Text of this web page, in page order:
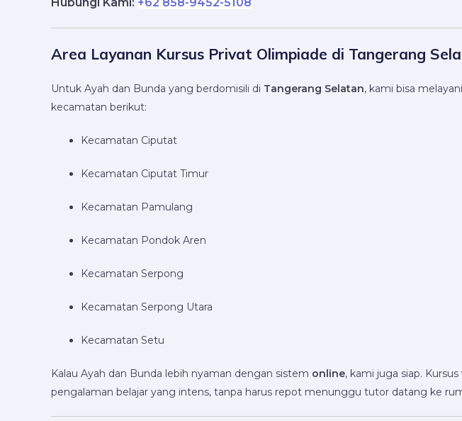
Area Layanan Kursus Privat Olimpiade di Tangerang
Untuk Ayah dan Bunda yang berdomisili di Tangerang Selatan, kami bisa
kecamatan berikut:
Kecamatan Ciputat
Kecamatan Ciputat Timur
Kecamatan Pamulang
Kecamatan Pondok Aren
Kecamatan Serpong
Kecamatan Serpong Utara
Kecamatan Setu
Kalau Ayah dan Bunda lebih nyaman dengan sistem online, kami juga siap.
pengalaman belajar yang intens, tanpa harus repot menunggu tutor datang ke